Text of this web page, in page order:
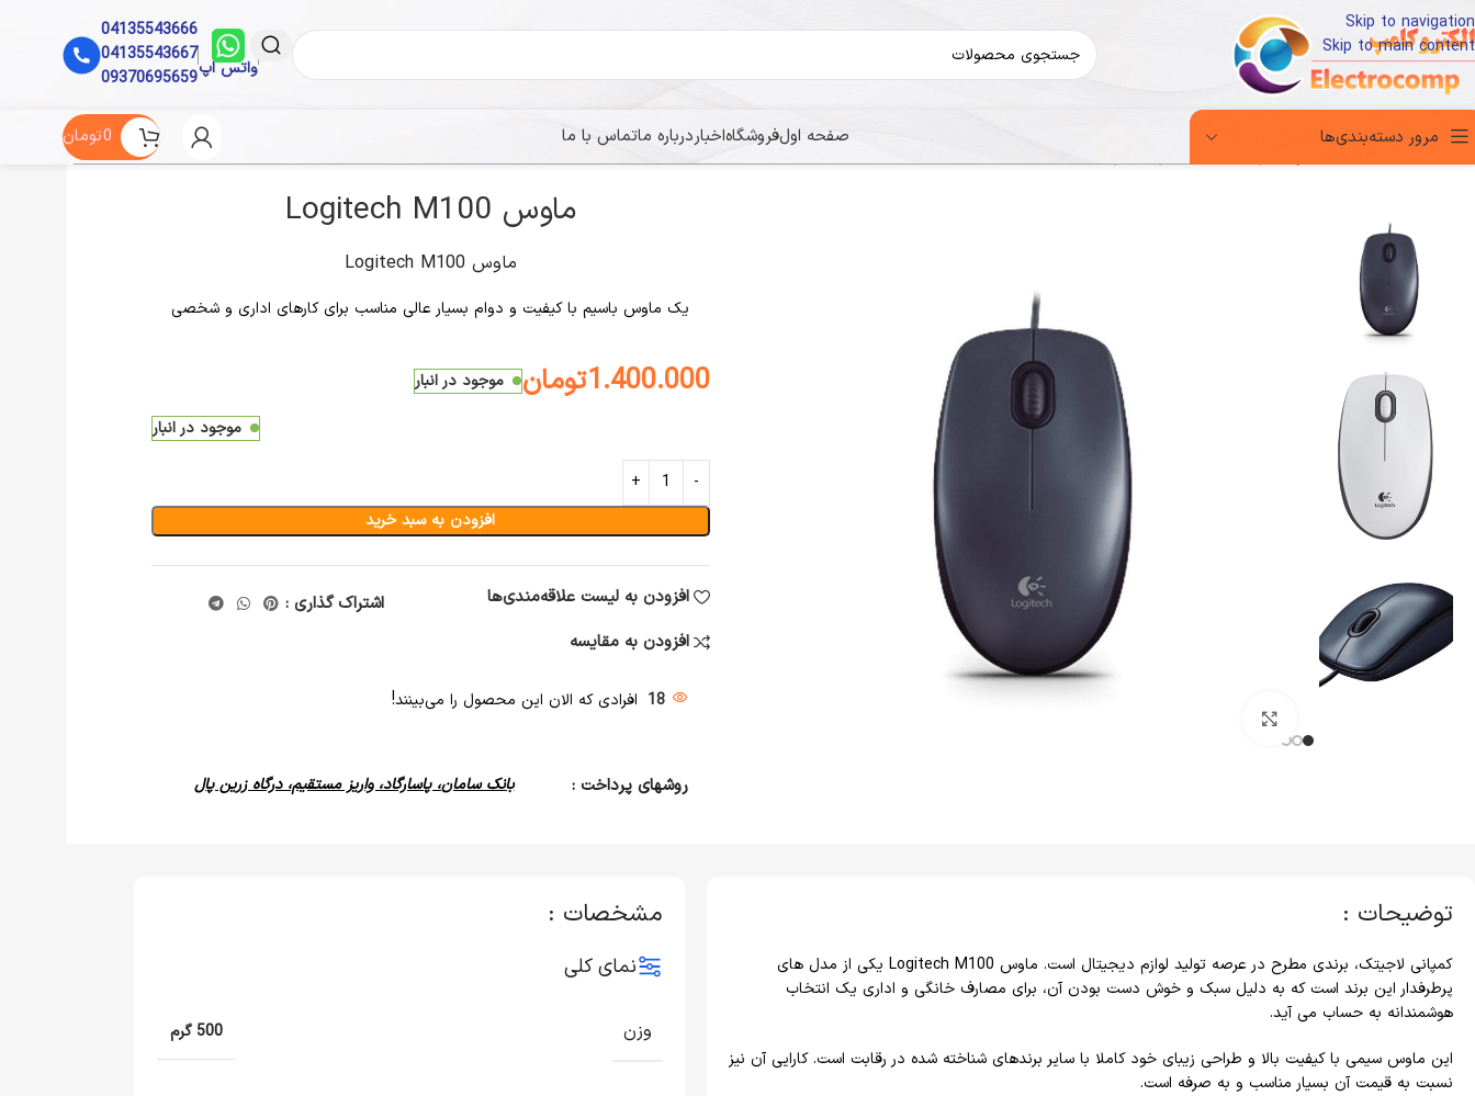
Skip to navigation
Skip to main content
واتس اپ
04135543666
04135543667
09370695659
مرور دسته‌بندی‌ها صفحه اولفروشگاهاخباردرباره ماتماس با ما 0تومان
ماوس Logitech M100
ماوس Logitech M100
یک ماوس باسیم با کیفیت و دوام بسیار عالی مناسب برای کارهای اداری و شخصی
1.400.000تومان موجود در انبار
موجود در انبار
افزودن به سبد خرید
افزودن به لیست علاقه‌مندی‌ها
افزودن به مقایسه
اشتراک گذاری :
18 افرادی که الان این محصول را می‌بینند!
روشهای پرداخت : بانک سامان، پاسارگاد، واریز مستقیم، درگاه زرین پال
توضیحات :
کمپانی لاجیتک، برندی مطرح در عرصه تولید لوازم دیجیتال است. ماوس Logitech M100 یکی از مدل های
پرطرفدار این برند است که به دلیل سبک و خوش دست بودن آن، برای مصارف خانگی و اداری یک انتخاب
هوشمندانه به حساب می آید.
این ماوس سیمی با کیفیت بالا و طراحی زیبای خود کاملا با سایر برندهای شناخته شده در رقابت است. کارایی آن نیز
نسبت به قیمت آن بسیار مناسب و به صرفه است.
مشخصات :
نمای کلی
وزن 500 گرم